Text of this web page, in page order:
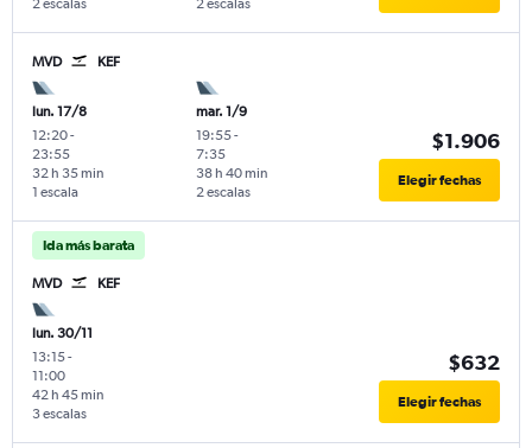
MVD KEF
lun. 17/8
12:20-
23:55
1 escala
32 h 35 min
mar. 1/9
19:55-
7:35
2 escalas
38 h 40 min
$1.906
Elegir fechas
Ida más barata
MVD KEF
lun. 30/11
13:15-
11:00
3 escalas
42 h 45 min
$632
Elegir fechas